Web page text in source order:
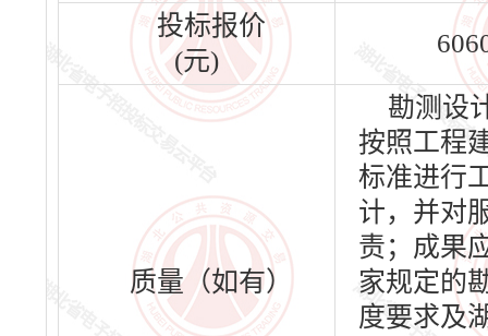
投标报价
(元)
质量（如有）
勘测设
按照工程
标准进行
计，并对
责；成果
家规定的
度要求及